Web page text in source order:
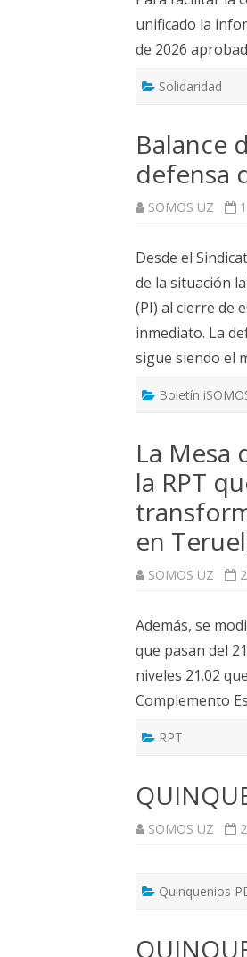
unificado la
de 2026
Solidaridad
Balance
defensa
SOMOS UZ
Desde el
de la situación
(PI) al cierre de
inmediato. La
sigue siendo el
Boletín
La Mesa
la RPT
en
SOMOS UZ
Además, se
que pasan del
niveles 21.02
Complemento
RPT
SOMOS UZ
Quinquenios